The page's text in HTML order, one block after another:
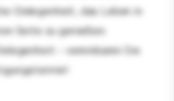
Gelegenheit, das Leben in
Seite zu genießen.
- vereinbaren Sie